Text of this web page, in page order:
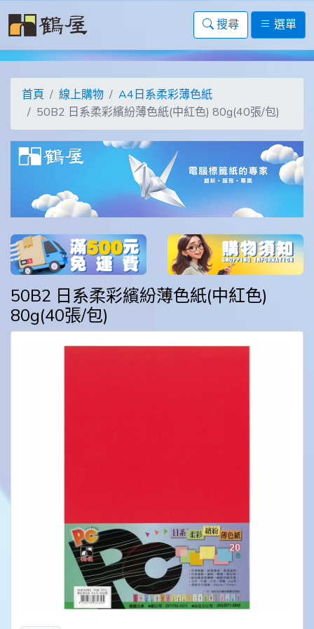
搜尋 選單
首頁 線上購物
A4日系柔彩薄色紙
50B2 日系柔彩繽紛薄色紙(中紅色) 80g(40張/包)
50B2 日系柔彩繽紛薄色紙(中紅色)
80g(40張/包)